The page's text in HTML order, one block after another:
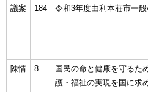
議案
184 令和3年度由利本荘市一般
陳情
8
国民の命と健康を守るた
護・福祉の実現を国に求